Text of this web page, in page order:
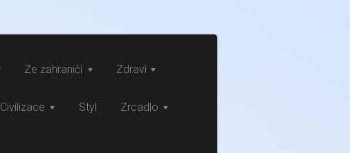
Ze zahraničí Zdraví
Civilizace Styl Zrcadlo